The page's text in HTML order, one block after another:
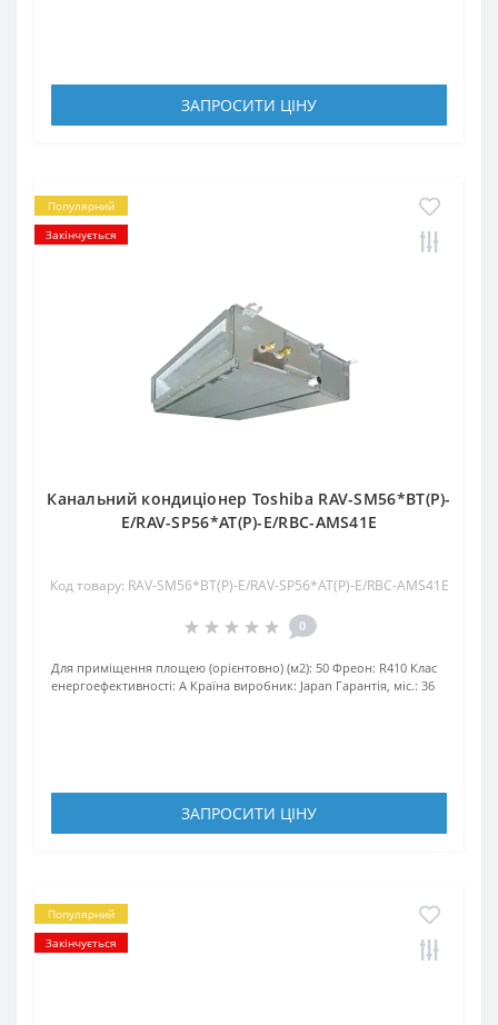
ЗАПРОСИТИ ЦIНУ
Популярний
Закінчується
Канальний кондиціонер Toshiba RAV-SM56*BT(P)-
E/RAV-SP56*AT(P)-E/RBC-AMS41E
Код товару: RAV-SM56*BT(P)-E/RAV-SP56*AT(P)-E/RBC-AMS41E
0
Для приміщення площею (орієнтовно) (м2): 50 Фреон: R410 Клас
енергоефективності: A Країна виробник: Japan Гарантія, міс.: 36
ЗАПРОСИТИ ЦIНУ
Популярний
Закінчується